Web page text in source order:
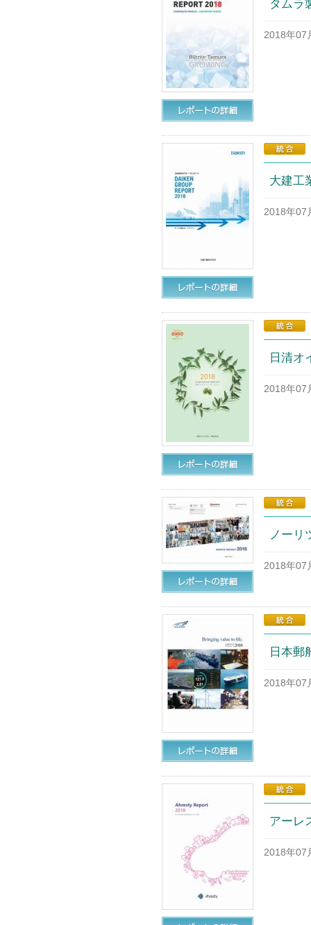
タムラ
2018年07
大建工
2018年07
日清オ
2018年07
ノーリ
2018年07
日本郵
2018年07
アーレ
2018年07